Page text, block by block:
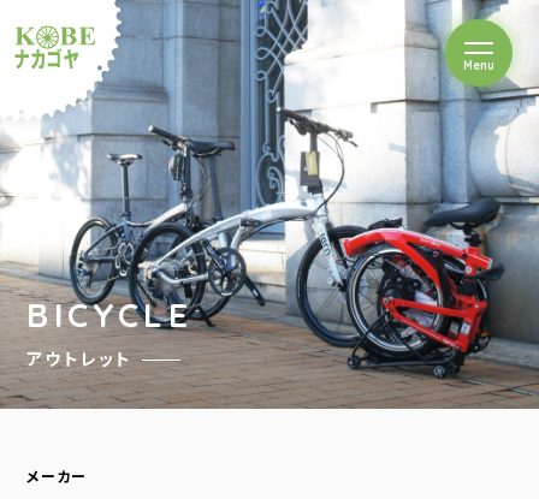
ルショップナカゴヤ
Menuを開閉
BICYCLE
アウトレット
メーカー